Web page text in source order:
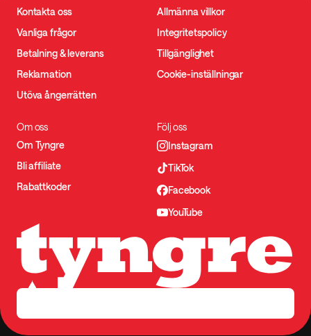
Kontakta oss
Vanliga frågor
Betalning & leverans
Reklamation
Utöva ångerrätten
Allmänna villkor
Integritetspolicy
Tillgänglighet
Cookie-inställningar
Om oss
Om Tyngre
Bli affiliate
Rabattkoder
Följ oss
Instagram
TikTok
Facebook
YouTube